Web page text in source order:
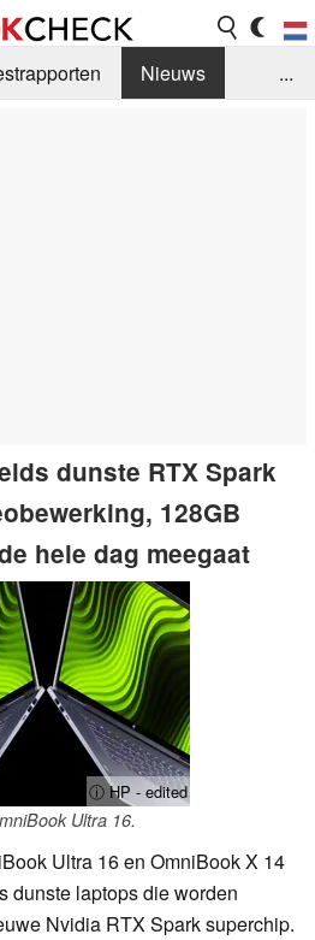
Nieuws
...
dunste RTX Spark
128GB
hele dag meegaat
ⓘ HP - edited
Ultra 16.
Ultra 16 en OmniBook X 14
dunste laptops die worden
Nvidia RTX Spark superchip.